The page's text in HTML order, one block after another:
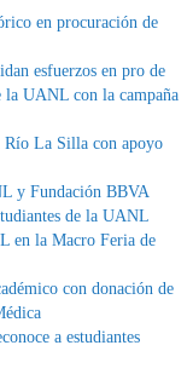
en procuración de
esfuerzos en pro de
la UANL con la campaña
Río La Silla con apoyo
y Fundación BBVA
de la UANL
en la Macro Feria de
con donación de
a estudiantes